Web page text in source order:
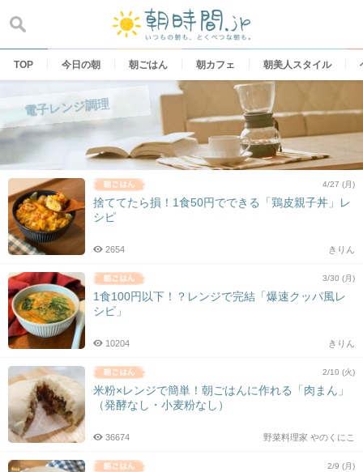
content
TOP 今日の朝 朝ごはん 朝カフェ 朝美人スタイル
電子レンジ調理
4/27 (月)
捨ててたら損！1食50円でできる「鶏皮親子丼」レ
シピ
きりん
2654
3/30 (月)
1食100円以下！？レンジで完結「爆速クッパ風レ
シピ」
きりん
10204
2/10 (火)
米粉×レンジで簡単！朝ごはんに作れる「肉まん」
（発酵なし・小麦粉なし）
野菜料理家 やのくにこ
36674
2/9 (月)